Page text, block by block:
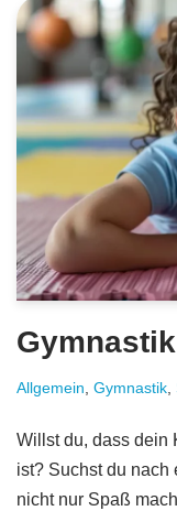
Gymnastik
Allgemein, Gymnastik,
Willst du, dass dein
ist? Suchst du
nicht nur Spaß